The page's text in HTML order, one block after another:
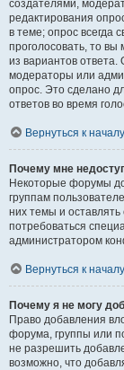
создателями,
редактирования
в теме; опрос всегда
проголосовать, то
из вариантов ответа.
модераторы или
опрос. Это сделано
ответов во время
Вернуться к началу
Почему мне
Некоторые форумы
группам
них темы и
потребоваться
администратором
Вернуться к началу
Почему я не могу
Право добавления
форума, группы или
не разрешить
возможно, что